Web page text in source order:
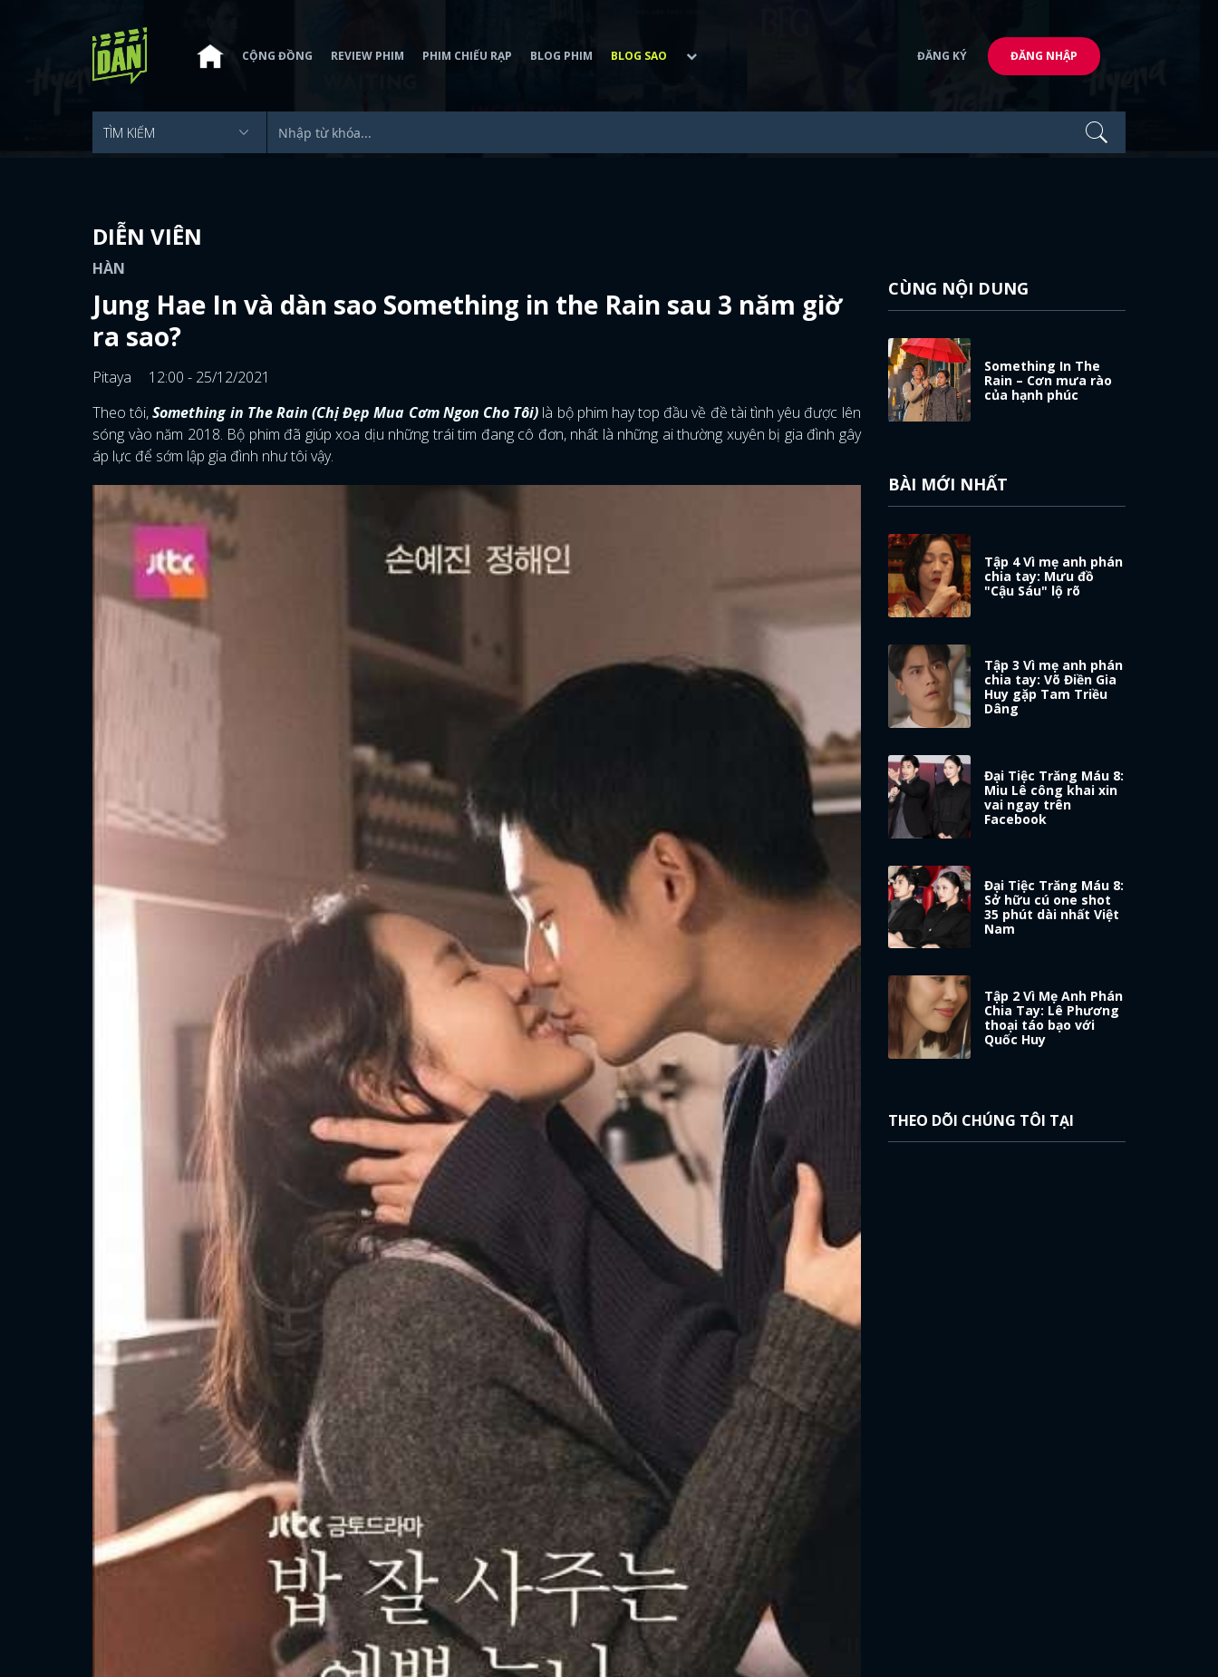
CỘNG ĐỒNG REVIEW PHIM PHIM CHIẾU RẠP BLOG PHIM BLOG SAO ĐĂNG KÝ ĐĂNG NHẬP
DIỄN VIÊN
HÀN
Jung Hae In và dàn sao Something in the Rain sau 3 năm giờ
ra sao?
Pitaya
12:00 - 25/12/2021
Theo tôi,Something in The Rain (Chị Đẹp Mua Cơm Ngon Cho Tôi) là bộ phim hay top đầu về đề tài tình yêu được lên
sóng vào năm 2018. Bộ phim đã giúp xoa dịu những trái tim đang cô đơn, nhất là những ai thường xuyên bị gia đình gây
áp lực để sớm lập gia đình như tôi vậy.
CÙNG NỘI DUNG
Something In The
Rain – Cơn mưa rào
của hạnh phúc
BÀI MỚI NHẤT
Tập 4 Vì mẹ anh phán
chia tay: Mưu đồ
"Cậu Sáu" lộ rõ
Tập 3 Vì mẹ anh phán
chia tay: Võ Điền Gia
Huy gặp Tam Triều
Dâng
Đại Tiệc Trăng Máu 8:
Miu Lê công khai xin
vai ngay trên
Facebook
Đại Tiệc Trăng Máu 8:
Sở hữu cú one shot
35 phút dài nhất Việt
Nam
Tập 2 Vì Mẹ Anh Phán
Chia Tay: Lê Phương
thoại táo bạo với
Quốc Huy
THEO DÕI CHÚNG TÔI TẠI